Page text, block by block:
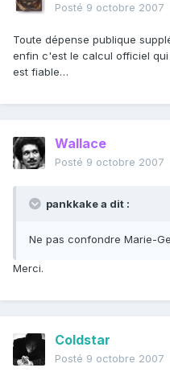
Posté 9 octobre 2007
Toute dépense publique
enfin c'est le calcul officiel qui
est fiable…
Wallace
Posté 9 octobre 2007
pankkake a dit :
Ne pas confondre Marie-
Merci.
Coldstar
Posté 9 octobre 2007